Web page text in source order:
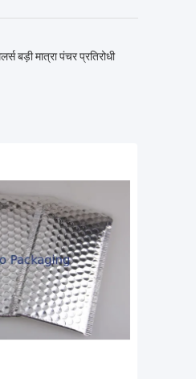
बड़ी मात्रा पंचर प्रतिरोधी